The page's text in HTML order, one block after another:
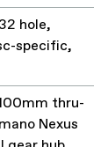
hole,
specific,
thru-
Nexus